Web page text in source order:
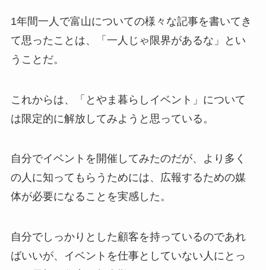
1年間一人で富山についての様々な記事を書いてき
て思ったことは、「一人じゃ限界があるな」とい
うことだ。
これからは、「 とやま暮らしイベント」について
は限定的に解放してみようと思っている 。
自分でイベントを開催してみたのだが、より多く
の人に知ってもらうためには、広報するための媒
体が必要になることを実感した。
自分でしっかりとした顧客を持っているのであれ
ばいいが、イベントを仕事としていない人にとっ